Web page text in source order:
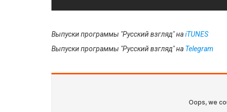
Выпуски программы "Русский взгляд" наiTUNES
Выпуски программы "Русский взгляд" на Telegram